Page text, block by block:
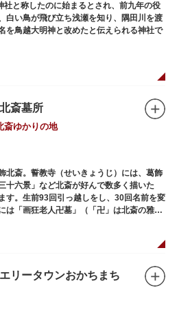
と称したのに始まるとされ、前九年の役
白い鳥が飛び立ち浅瀬を知り、隅田川を渡
を鳥越大明神と改めたと伝えられる神社で
、約2万坪の広大な敷地を所領していま
や、大名屋敷などを建てるために没収さ
中では、提灯に照らされた神輿が荘厳かつ
例年、数十万人の人出があり、多くの観客
っています。
紋がデザインされた御朱印帳の販売や、鳥
頒布されます。
斎墓所
斎ゆかりの地
北斎。誓教寺（せいきょうじ）には、葛飾
十六景」など北斎が好んで数多く描いた
す。生前93回引っ越しをし、30回名前を変
は「画狂老人卍墓」（「卍」は北斎の雅号
れています。毎年命日の4月18日には「北
す。
リータウンおかちまち